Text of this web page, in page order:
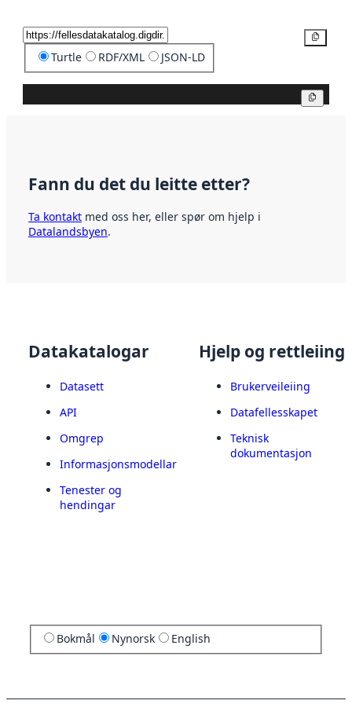
Turtle RDF/XML JSON-LD
Fann du det du leitte etter?
Ta kontakt med oss her, eller spør om hjelp i
Datalandsbyen.
Datakatalogar
Datasett
API
Omgrep
Informasjonsmodellar
Tenester og
hendingar
Hjelp og rettleiing
Brukerveileiing
Datafellesskapet
Teknisk
dokumentasjon
Bokmål Nynorsk English